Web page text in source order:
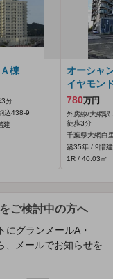
棟
3分
込438‐9
建
オーシャ
イヤモン
780万円
外房線/大網駅
徒歩3分
千葉県大網白
築35年 / 9階建
1R / 40.03㎡
ご検討中の方へ
グランメールA・
、メールでお知らせを